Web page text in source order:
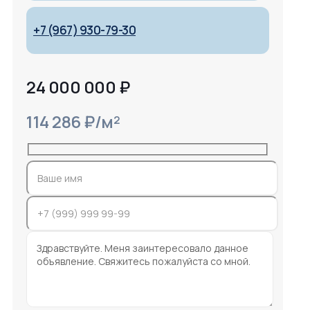
+7 (967) 930-79-30
24 000 000 ₽
114 286 ₽/м²